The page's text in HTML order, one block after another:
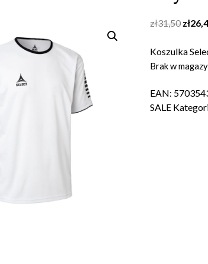
zł31,50
was:
zł
Koszulka
Brak w
EAN:
SALE